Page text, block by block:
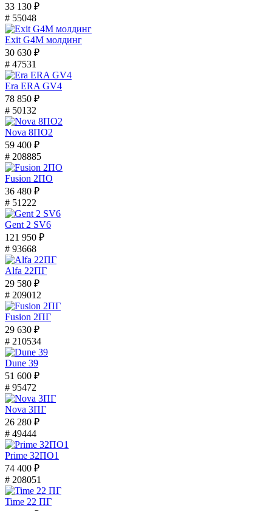
33 130 ₽
# 55048
Exit G4M молдинг
30 630 ₽
# 47531
Era ERA GV4
78 850 ₽
# 50132
Nova 8ПО2
59 400 ₽
# 208885
Fusion 2ПО
36 480 ₽
# 51222
Gent 2 SV6
121 950 ₽
# 93668
Alfa 22ПГ
29 580 ₽
# 209012
Fusion 2ПГ
29 630 ₽
# 210534
Dune 39
51 600 ₽
# 95472
Nova 3ПГ
26 280 ₽
# 49444
Prime 32ПО1
74 400 ₽
# 208051
Time 22 ПГ